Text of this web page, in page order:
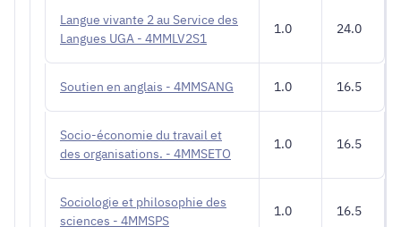
Langue vivante 2 au Service des
Langues UGA - 4MMLV2S1
1.0 24.0
Soutien en anglais - 4MMSANG 1.0 16.5
Socio-économie du travail et
des organisations. - 4MMSETO
1.0 16.5
Sociologie et philosophie des
sciences - 4MMSPS
1.0 16.5